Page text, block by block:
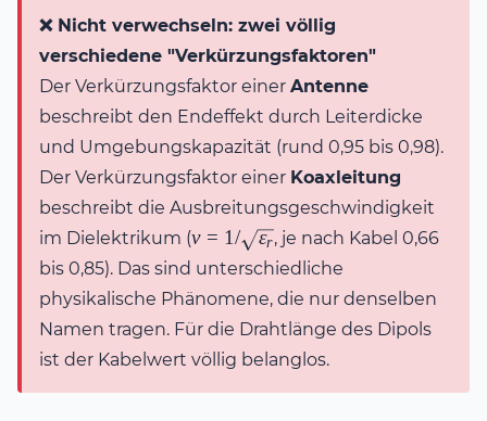
❌ Nicht verwechseln: zwei völlig
verschiedene "Verkürzungsfaktoren"
Der Verkürzungsfaktor einer Antenne
beschreibt den Endeffekt durch Leiterdicke
und Umgebungskapazität (rund 0,95 bis 0,98).
Der Verkürzungsfaktor einer Koaxleitung
beschreibt die Ausbreitungsgeschwindigkeit
im Dielektrikum (v =
1/\sqrt{\varepsilon_r}
v = 1/ εr , je nach Kabel 0,66
bis 0,85). Das sind unterschiedliche
physikalische Phänomene, die nur denselben
Namen tragen. Für die Drahtlänge des Dipols
ist der Kabelwert völlig belanglos.